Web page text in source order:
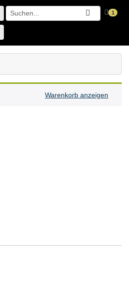
1
Warenkorb anzeigen